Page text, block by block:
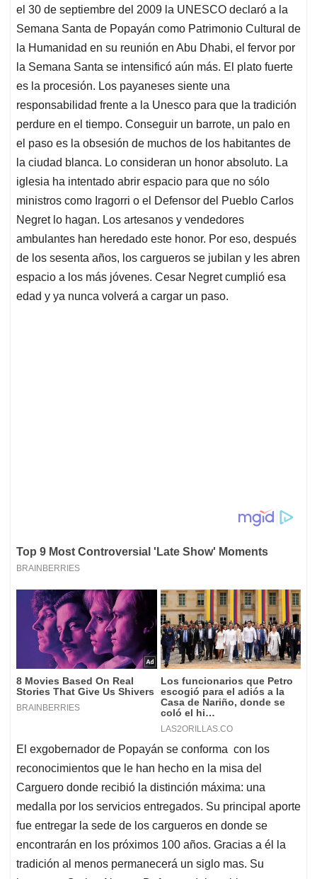
el 30 de septiembre del 2009 la UNESCO declaró a la
Semana Santa de Popayán como Patrimonio Cultural de
la Humanidad en su reunión en Abu Dhabi, el fervor por
la Semana Santa se intensificó aún más. El plato fuerte
es la procesión. Los payaneses siente una
responsabilidad frente a la Unesco para que la tradición
perdure en el tiempo. Conseguir un barrote, un palo en
el paso es la obsesión de muchos de los habitantes de
la ciudad blanca. Lo consideran un honor absoluto. La
iglesia ha intentado abrir espacio para que no sólo
ministros como Iragorri o el Defensor del Pueblo Carlos
Negret lo hagan. Los artesanos y vendedores
ambulantes han heredado este honor. Por eso, después
de los sesenta años, los cargueros se jubilan y les abren
espacio a los más jóvenes. Cesar Negret cumplió esa
edad y ya nunca volverá a cargar un paso.
El exgobernador de Popayán se conforma con los
reconocimientos que le han hecho en la misa del
Carguero donde recibió la distinción máxima: una
medalla por los servicios entregados. Su principal aporte
fue entregar la sede de los cargueros en donde se
encontrarán en los próximos 100 años. Gracias a él la
tradición al menos permanecerá un siglo mas. Su